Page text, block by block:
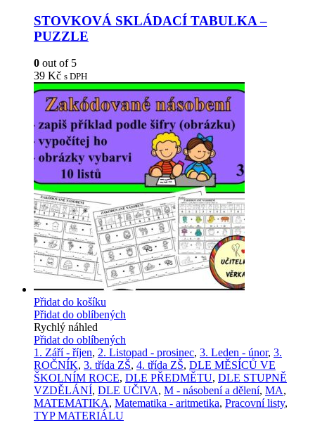
STOVKOVÁ SKLÁDACÍ TABULKA –
PUZZLE
0 out of 5
39 Kč s DPH
Přidat do košíku
Přidat do oblíbených
Rychlý náhled
Přidat do oblíbených
1. Září - říjen, 2. Listopad - prosinec, 3. Leden - únor, 3.
ROČNÍK, 3. třída ZŠ, 4. třída ZŠ, DLE MĚSÍCŮ VE
ŠKOLNÍM ROCE, DLE PŘEDMĚTU, DLE STUPNĚ
VZDĚLÁNÍ, DLE UČIVA, M - násobení a dělení, MA,
MATEMATIKA, Matematika - aritmetika, Pracovní listy,
TYP MATERIÁLU